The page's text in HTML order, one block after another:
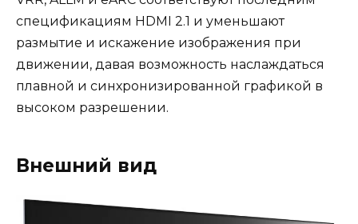
спецификациям HDMI 2.1 и уменьшают
размытие и искажение изображения при
движении, давая возможность наслаждаться
плавной и синхронизированной графикой в
высоком разрешении.
Внешний вид